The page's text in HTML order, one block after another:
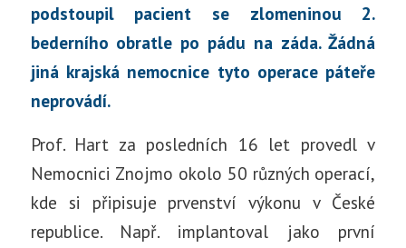
podstoupil pacient se zlomeninou 2.
bederního obratle po pádu na záda. Žádná
jiná krajská nemocnice tyto operace páteře
neprovádí.
Prof. Hart za posledních 16 let provedl v
Nemocnici Znojmo okolo 50 různých operací,
kde si připisuje prvenství výkonu v České
republice. Např. implantoval jako první